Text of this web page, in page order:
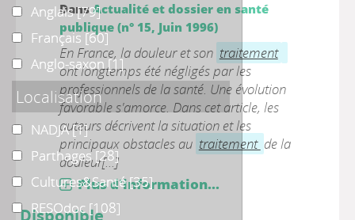
DansActualité et dossier en santé
publique (n° 15, Juin 1996)
En France, la douleur et son traitement
ont longtemps été négligés par les
professionnels de la santé. Une évolution
favorable s'amorce. Dans cet article, les
auteurs décrivent la situation et les
principaux obstacles au traitement de la
douleur[...]
Plus d'information...
Disponible
Anglais
Anglais[79]
Français
Français[60]
Anglo-saxon
Anglo-saxon[1]
Localisation
NADJANADJA[1]
Parthages
Parthages[28]
Cultures&Santé
Cultures&Santé[35]
RESOdoc
RESOdoc [108]